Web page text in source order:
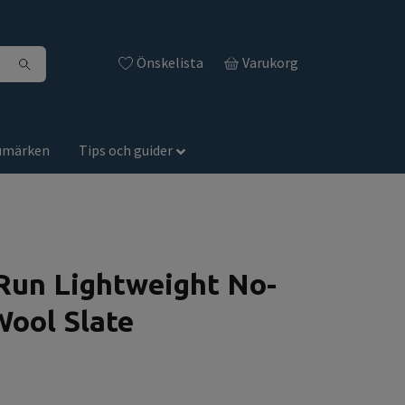
Önskelista Varukorg
Tips och guider
Lightweight No-
Slate